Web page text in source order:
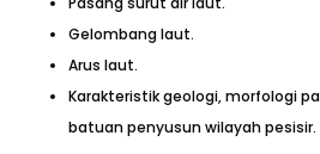
Gelombang laut.
Arus laut.
Karakteristik geologi, morfologi
batuan penyusun wilayah pesisir.